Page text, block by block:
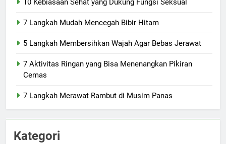
10 Kebiasaan Sehat yang Dukung Fungsi Seksual
7 Langkah Mudah Mencegah Bibir Hitam
5 Langkah Membersihkan Wajah Agar Bebas Jerawat
7 Aktivitas Ringan yang Bisa Menenangkan Pikiran
Cemas
7 Langkah Merawat Rambut di Musim Panas
Kategori